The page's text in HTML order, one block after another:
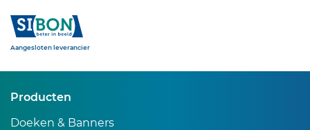
Sibon
Aangesloten leverancier
Producten
Doeken & Banners